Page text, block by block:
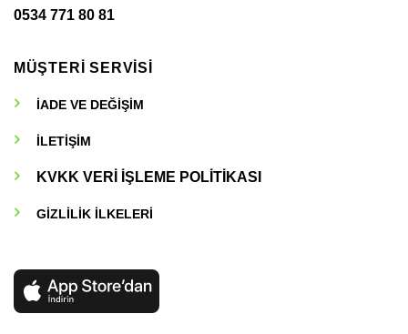
0534 771 80 81
MÜŞTERİ SERVİSİ
İADE VE DEĞİŞİM
İLETİŞİM
KVKK VERİ İŞLEME POLİTİKASI
GİZLİLİK İLKELERİ